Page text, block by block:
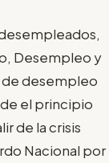
Desempleo y
desempleo
el principio
de la crisis
Nacional por